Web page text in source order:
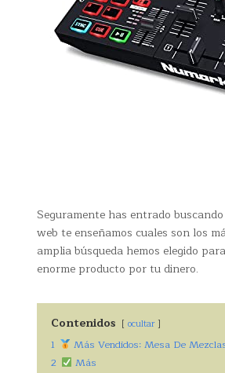
Seguramente has entrado
web te enseñamos cuales son los
amplia búsqueda hemos elegido
enorme producto por tu dinero.
Contenidos ocultar
1
Más Vendidos: Mesa De
2
Más